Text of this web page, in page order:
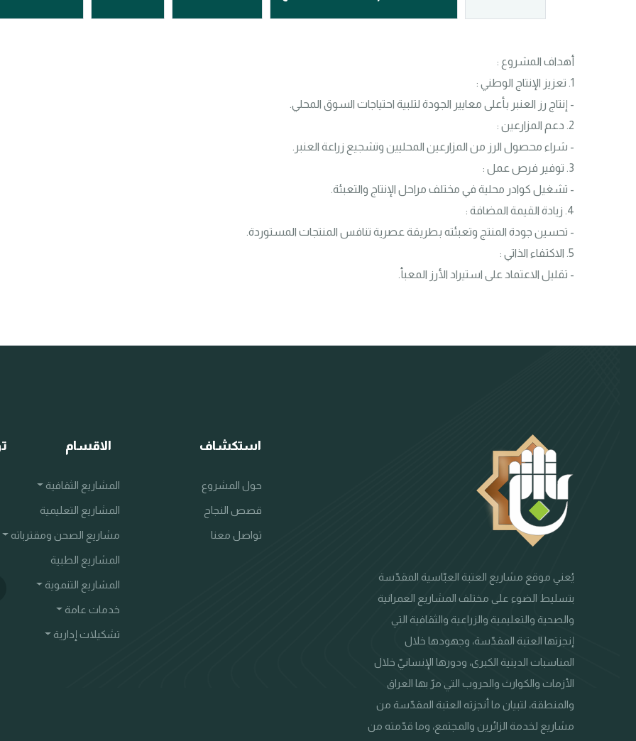
- تقليل الاعتماد على استيراد الأرز المعبأ.
يُعني موقع مشاريع العتبة العبّاسية المقدّسة
بتسليط الضوء على مختلف المشاريع العمرانية
والصحية والتعليمية والزراعية والثقافية التي
إنجزتها العتبة المقدّسة، وجهودها خلال
المناسبات الدينية الكبرى، ودورها الإنسانيّ خلال
الأزمات والكوارث والحروب التي مرّ بها العراق
والمنطقة، لتبيان ما أنجزته العتبة المقدّسة من
مشاريع لخدمة الزائرين والمجتمع، وما قدّمته من
استكشاف
حول المشروع
قصص النجاح
تواصل معنا
الاقسام
المشاريع الثقافية
المشاريع التعليمية
مشاريع الصحن ومقترباته
المشاريع الطبية
المشاريع التنموية
خدمات عامة
تشكيلات إدارية